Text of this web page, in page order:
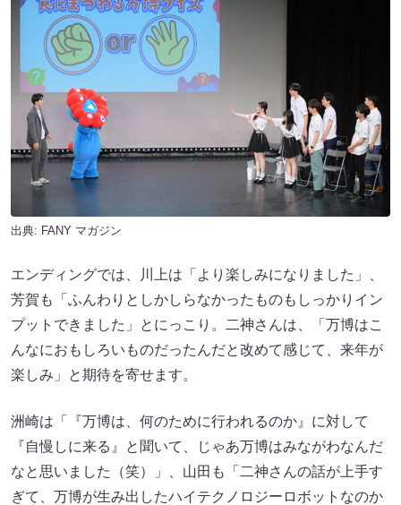
出典: FANY マガジン
エンディングでは、川上は「より楽しみになりました」、
芳賀も「ふんわりとしかしらなかったものもしっかりイン
プットできました」とにっこり。二神さんは、「万博はこ
んなにおもしろいものだったんだと改めて感じて、来年が
楽しみ」と期待を寄せます。
洲崎は「『万博は、何のために行われるのか』に対して
『自慢しに来る』と聞いて、じゃあ万博はみながわなんだ
なと思いました（笑）」、山田も「二神さんの話が上手す
ぎて、万博が生み出したハイテクノロジーロボットなのか